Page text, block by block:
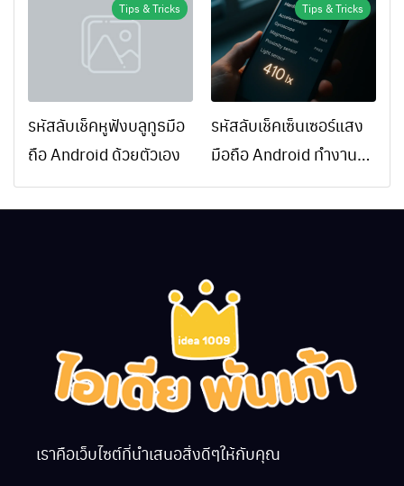
Tips & Tricks
รหัสลับเช็คหูฟังบลูทูธมือ
ถือ Android ด้วยตัวเอง
Tips & Tricks
รหัสลับเช็คเซ็นเซอร์แสง
มือถือ Android ทำงาน
ปกติไหม
เราคือเว็บไซต์ที่นำเสนอสิ่งดีๆให้กับคุณ